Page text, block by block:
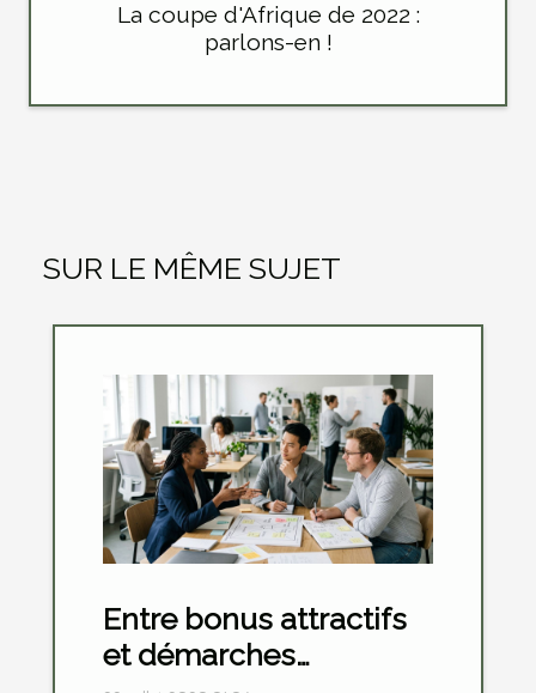
La coupe d'Afrique de 2022 :
parlons-en !
SUR LE MÊME SUJET
Entre bonus attractifs
et démarches